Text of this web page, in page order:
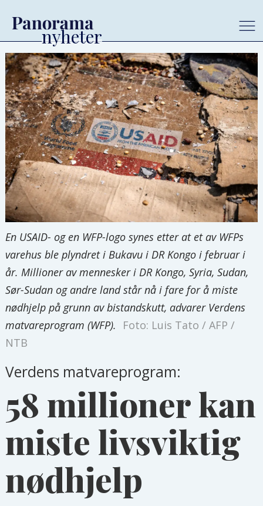
En USAID- og en WFP-logo synes etter at et av WFPs
varehus ble plyndret i Bukavu i DR Kongo i februar i
år. Millioner av mennesker i DR Kongo, Syria, Sudan,
Sør-Sudan og andre land står nå i fare for å miste
nødhjelp på grunn av bistandskutt, advarer Verdens
matvareprogram (WFP).
Foto: Luis Tato / AFP /
NTB
Verdens matvareprogram:
58 millioner kan
miste livsviktig
nødhjelp